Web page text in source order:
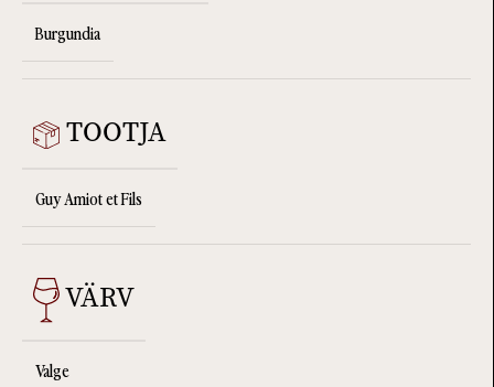
Burgundia
TOOTJA
Guy Amiot et Fils
VÄRV
Valge